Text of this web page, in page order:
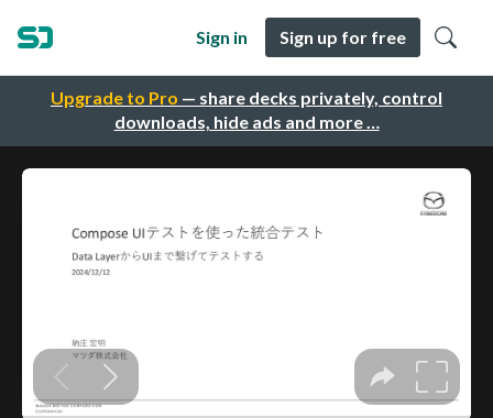
Upgrade to Pro — share decks privately, control
downloads, hide ads and more …
Sign in Sign up for free